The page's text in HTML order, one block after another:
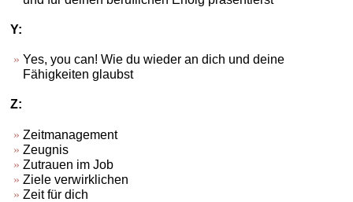
Y:
Yes, you can! Wie du wieder an dich und deine
Fähigkeiten glaubst
Z:
Zeitmanagement
Zeugnis
Zutrauen im Job
Ziele verwirklichen
Zeit für dich